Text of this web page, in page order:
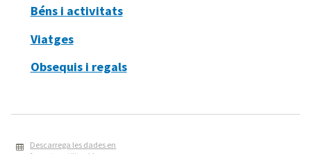
Béns i activitats
Viatges
Obsequis i regals
Descarrega les dades en